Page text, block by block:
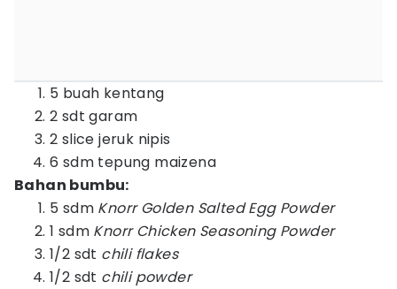
5 buah kentang
2 sdt garam
2 slice jeruk nipis
6 sdm tepung maizena
Bahan bumbu:
5 sdm Knorr Golden Salted Egg Powder
1 sdm Knorr Chicken Seasoning Powder
1/2 sdt chili flakes
1/2 sdt chili powder